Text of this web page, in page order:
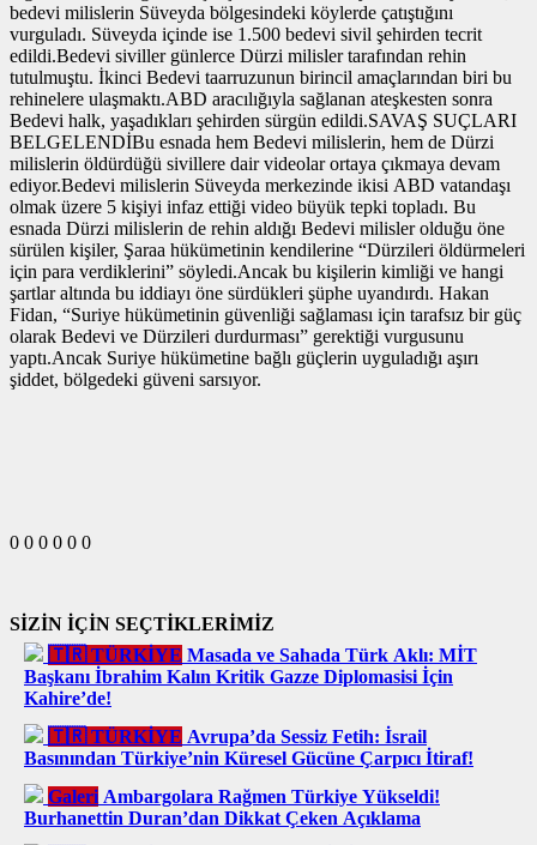
bedevi milislerin Süveyda bölgesindeki köylerde çatıştığını
vurguladı. Süveyda içinde ise 1.500 bedevi sivil şehirden tecrit
edildi.Bedevi siviller günlerce Dürzi milisler tarafından rehin
tutulmuştu. İkinci Bedevi taarruzunun birincil amaçlarından biri bu
rehinelere ulaşmaktı.ABD aracılığıyla sağlanan ateşkesten sonra
Bedevi halk, yaşadıkları şehirden sürgün edildi.SAVAŞ SUÇLARI
BELGELENDİBu esnada hem Bedevi milislerin, hem de Dürzi
milislerin öldürdüğü sivillere dair videolar ortaya çıkmaya devam
ediyor.Bedevi milislerin Süveyda merkezinde ikisi ABD vatandaşı
olmak üzere 5 kişiyi infaz ettiği video büyük tepki topladı. Bu
esnada Dürzi milislerin de rehin aldığı Bedevi milisler olduğu öne
sürülen kişiler, Şaraa hükümetinin kendilerine “Dürzileri öldürmeleri
için para verdiklerini” söyledi.Ancak bu kişilerin kimliği ve hangi
şartlar altında bu iddiayı öne sürdükleri şüphe uyandırdı. Hakan
Fidan, “Suriye hükümetinin güvenliği sağlaması için tarafsız bir güç
olarak Bedevi ve Dürzileri durdurması” gerektiği vurgusunu
yaptı.Ancak Suriye hükümetine bağlı güçlerin uyguladığı aşırı
şiddet, bölgedeki güveni sarsıyor.
0 0 0 0 0 0
SİZİN İÇİN SEÇTİKLERİMİZ
🇹🇷 TÜRKİYE Masada ve Sahada Türk Aklı: MİT
Başkanı İbrahim Kalın Kritik Gazze Diplomasisi İçin
Kahire’de!
🇹🇷 TÜRKİYE Avrupa’da Sessiz Fetih: İsrail
Basınından Türkiye’nin Küresel Gücüne Çarpıcı İtiraf!
Galeri Ambargolara Rağmen Türkiye Yükseldi!
Burhanettin Duran’dan Dikkat Çeken Açıklama